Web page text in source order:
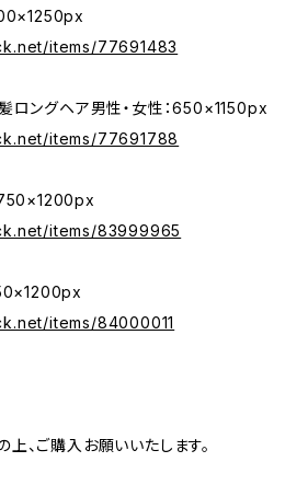
items/77691483
ロングヘア男性・女性：650×1150px
items/77691788
items/83999965
items/84000011
、ご購入お願いいたします。